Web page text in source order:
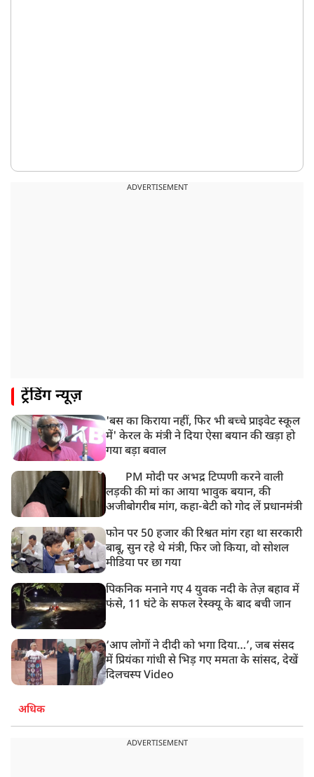
ADVERTISEMENT
ट्रेंडिंग न्यूज़
'बस का किराया नहीं, फिर भी बच्चे प्राइवेट स्कूल
में' केरल के मंत्री ने दिया ऐसा बयान की खड़ा हो
गया बड़ा बवाल
PM मोदी पर अभद्र टिप्पणी करने वाली
लड़की की मां का आया भावुक बयान, की
अजीबोगरीब मांग, कहा-बेटी को गोद लें प्रधानमंत्री
फोन पर 50 हजार की रिश्वत मांग रहा था सरकारी
बाबू, सुन रहे थे मंत्री, फिर जो किया, वो सोशल
मीडिया पर छा गया
पिकनिक मनाने गए 4 युवक नदी के तेज़ बहाव में
फंसे, 11 घंटे के सफल रेस्क्यू के बाद बची जान
‘आप लोगों ने दीदी को भगा दिया…’, जब संसद
में प्रियंका गांधी से भिड़ गए ममता के सांसद, देखें
दिलचस्प Video
अधिक
ADVERTISEMENT